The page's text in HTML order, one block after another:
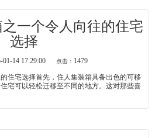
一个令人向往的住宅
选择
01-14 17:29:00 点击： 1479
住宅选择首先，住人集装箱具备出色的可移
宅可以轻松迁移至不同的地方。这对那些喜